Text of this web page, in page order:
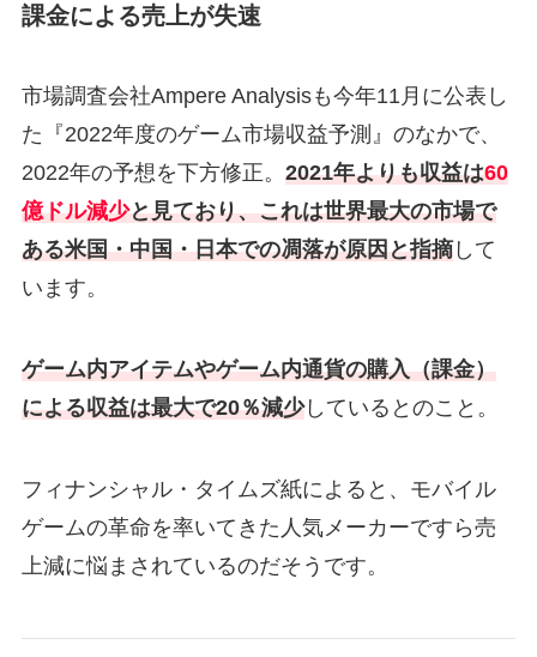
課金による売上が失速
市場調査会社Ampere Analysisも今年11月に公表し
た『2022年度のゲーム市場収益予測』のなかで、
2022年の予想を下方修正。 2021年よりも収益は60
億ドル減少と見ており、これは世界最大の市場で
ある米国・中国・日本での凋落が原因と指摘して
います。
ゲーム内アイテムやゲーム内通貨の購入（課金）
による収益は最大で20％減少しているとのこと。
フィナンシャル・タイムズ紙によると、モバイル
ゲームの革命を率いてきた人気メーカーですら売
上減に悩まされているのだそうです。